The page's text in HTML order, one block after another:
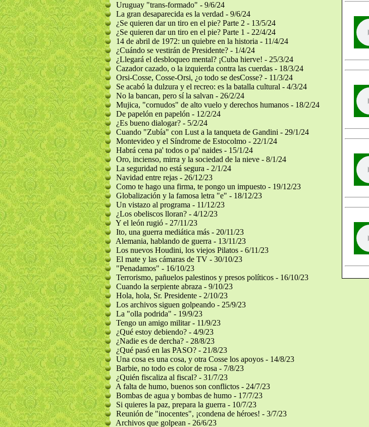
Uruguay "trans-formado" - 9/6/24
La gran desaparecida es la verdad - 9/6/24
¿Se quieren dar un tiro en el pie? Parte 2 - 13/5/24
¿Se quieren dar un tiro en el pie? Parte 1 - 22/4/24
14 de abril de 1972: un quiebre en la historia - 11/4/24
¿Cuándo se vestirán de Presidente? - 1/4/24
¿Llegará el desbloqueo mental? ¡Cuba hierve! - 25/3/24
Cazador cazado, o la izquierda contra las cuerdas - 18/3/24
Orsi-Cosse, Cosse-Orsi, ¿o todo se desCosse? - 11/3/24
Se acabó la dulzura y el recreo: es la batalla cultural - 4/3/24
No la bancan, pero sí la salvan - 26/2/24
Mujica, "cornudos" de alto vuelo y derechos humanos - 18/2/24
De papelón en papelón - 12/2/24
¿Es bueno dialogar? - 5/2/24
Cuando "Zubía" con Lust a la tanqueta de Gandini - 29/1/24
Montevideo y el Síndrome de Estocolmo - 22/1/24
Habrá cena pa' todos o pa' naides - 15/1/24
Oro, incienso, mirra y la sociedad de la nieve - 8/1/24
La seguridad no está segura - 2/1/24
Navidad entre rejas - 26/12/23
Como te hago una firma, te pongo un impuesto - 19/12/23
Globalización y la famosa letra "e" - 18/12/23
Un vistazo al programa - 11/12/23
¿Los obeliscos lloran? - 4/12/23
Y el león rugió - 27/11/23
Ito, una guerra mediática más - 20/11/23
Alemania, hablando de guerra - 13/11/23
Los nuevos Houdini, los viejos Pilatos - 6/11/23
El mate y las cámaras de TV - 30/10/23
"Penadamos" - 16/10/23
Terrorismo, pañuelos palestinos y presos políticos - 16/10/23
Cuando la serpiente abraza - 9/10/23
Hola, hola, Sr. Presidente - 2/10/23
Los archivos siguen golpeando - 25/9/23
La "olla podrida" - 19/9/23
Tengo un amigo militar - 11/9/23
¿Qué estoy debiendo? - 4/9/23
¿Nadie es de dercha? - 28/8/23
¿Qué pasó en las PASO? - 21/8/23
Una cosa es una cosa, y otra Cosse los apoyos - 14/8/23
Barbie, no todo es color de rosa - 7/8/23
¿Quién fiscaliza al fiscal? - 31/7/23
A falta de humo, buenos son conflictos - 24/7/23
Bombas de agua y bombas de humo - 17/7/23
Si quieres la paz, prepara la guerra - 10/7/23
Reunión de "inocentes", ¡condena de héroes! - 3/7/23
Archivos que golpean - 26/6/23